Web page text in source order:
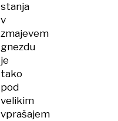
stanja
v
zmajevem
gnezdu
je
tako
pod
velikim
vprašajem